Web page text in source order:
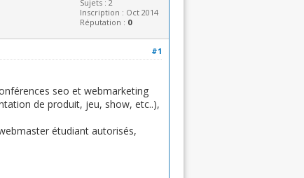
Sujets : 2
Inscription : Oct 2014
Réputation : 0
#1
seo et webmarketing
de produit, jeu, show, etc..),
étudiant autorisés,